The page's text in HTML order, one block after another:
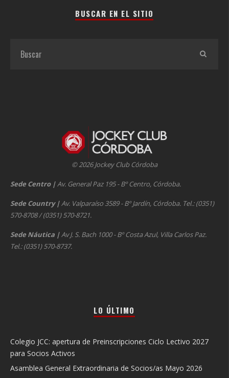
BUSCAR EN EL SITIO
© 2026 Jockey Club Córdoba
Sede Centro |Av. General Paz 195 - Bº Centro, Córdoba.
Sede Country |Av. Valparaíso 3589 - Bº Jardín, Córdoba. Tel.: (0351)
570-8708 / (0351) 570-8721.
Sede Náutica |Av J. S. Bach 1000 - Bº Costa Azul, Villa Carlos Paz.
Tel.: (0351) 570-8737.
LO ÚLTIMO
Colegio JCC: apertura de Preinscripciones Ciclo Lectivo 2027
para Socios Activos
Asamblea General Extraordinaria de Socios/as Mayo 2026